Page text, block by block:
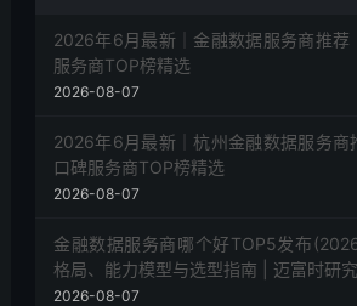
2026年6月最新｜金融数据服务商推荐
服务商TOP榜精选
2026-08-07
2026年6月最新｜杭州金融数据服务商
口碑服务商TOP榜精选
2026-08-07
金融数据服务商哪个好TOP5发布
格局、能力模型与选型指南 | 迈富时研
2026-08-07